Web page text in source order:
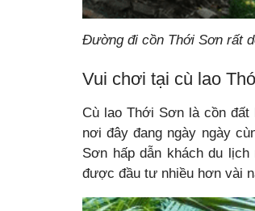
Đường đi cồn Thới Sơn rất
Vui chơi tại cù lao
Cù lao Thới Sơn là cồn
nơi đây đang ngày ngày
Sơn hấp dẫn khách du
được đầu tư nhiều hơn vài